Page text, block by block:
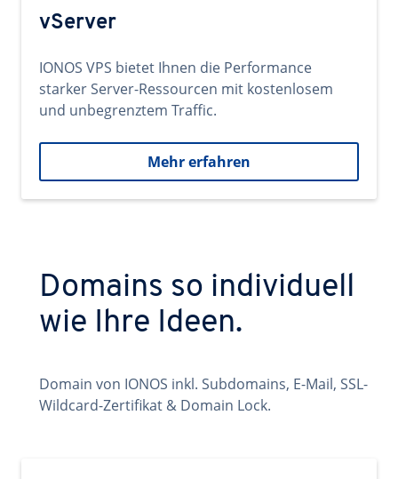
vServer
IONOS VPS bietet Ihnen die Performance
starker Server-Ressourcen mit kostenlosem
und unbegrenztem Traffic.
Mehr erfahren
Domains so individuell
wie Ihre Ideen.
Domain von IONOS inkl. Subdomains, E-Mail, SSL-
Wildcard-Zertifikat & Domain Lock.